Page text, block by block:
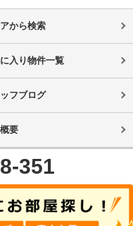
から検索
入り物件一覧
フブログ
要
351